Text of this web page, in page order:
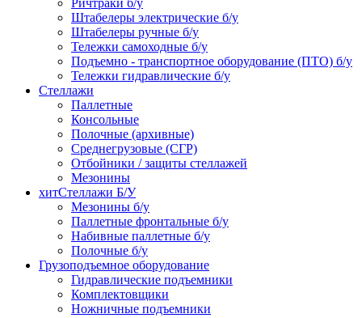
Ричтраки б/у
Штабелеры электрические б/у
Штабелеры ручные б/у
Тележки самоходные б/у
Подъемно - транспортное оборудование (ПТО) б/у
Тележки гидравлические б/у
Стеллажи
Паллетные
Консольные
Полочные (архивные)
Среднегрузовые (СГР)
Отбойники / защиты стеллажей
Мезонины
хитСтеллажи Б/У
Мезонины б/у
Паллетные фронтальные б/у
Набивные паллетные б/у
Полочные б/у
Грузоподъемное оборудование
Гидравлические подъемники
Комплектовщики
Ножничные подъемники